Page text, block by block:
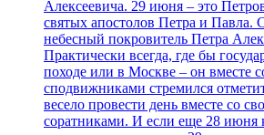
Алексеевича. 29 июня – это
святых апостолов Петра и Павла.
небесный покровитель Петра
Практически всегда, где бы
походе или в Москве – он вместе
сподвижниками стремился
весело провести день вместе со
соратниками. И если еще 28 июня